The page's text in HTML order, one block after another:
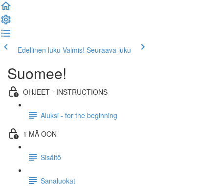
Edellinen luku Valmis! Seuraava luku
Suomee!
OHJEET - INSTRUCTIONS
Aluksi - for the beginning
1 MÄ OON
Sisältö
Sanaluokat